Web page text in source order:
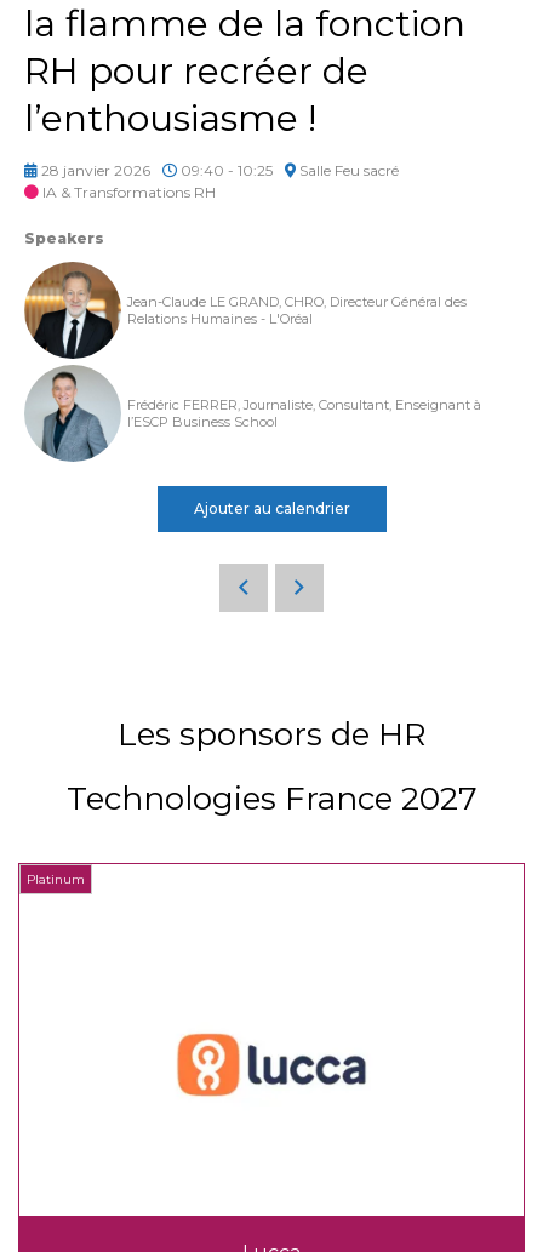
la flamme de la fonction
RH pour recréer de
l’enthousiasme !
28 janvier 2026 09:40 - 10:25
Salle Feu sacré
IA & Transformations RH
Speakers
Jean-Claude LE GRAND, CHRO, Directeur Général des
Relations Humaines - L'Oréal
Frédéric FERRER, Journaliste, Consultant, Enseignant à
l’ESCP Business School
Ajouter au calendrier
Les sponsors de HR
Technologies France 2027
Platinum